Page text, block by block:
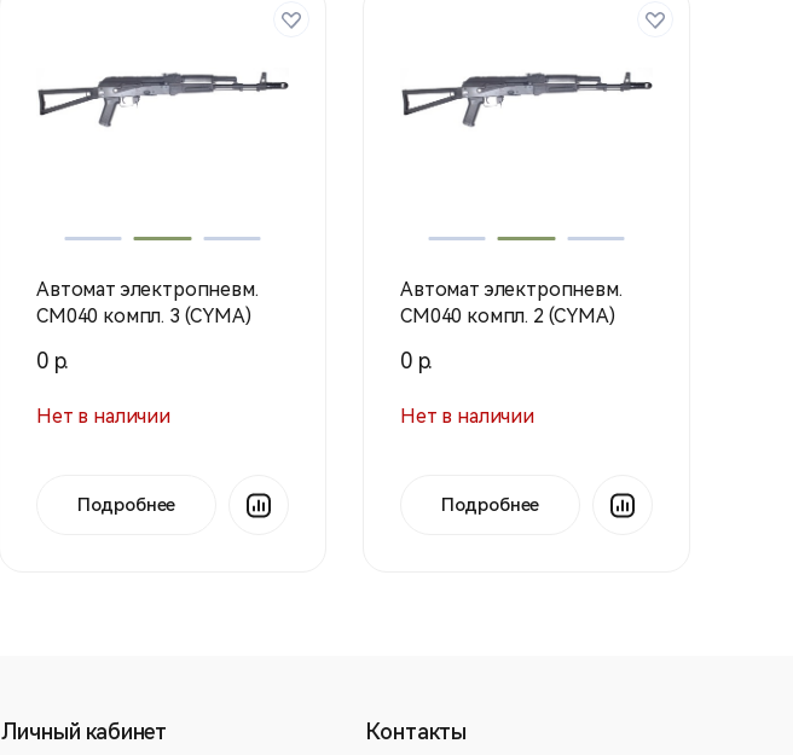
Автомат электропневм.
СМ040 компл. 3 (CYMA)
0 р.
Нет в наличии
Подробнее
Автомат электропневм.
СМ040 компл. 2 (CYMA)
0 р.
Нет в наличии
Подробнее
Личный кабинет Контакты